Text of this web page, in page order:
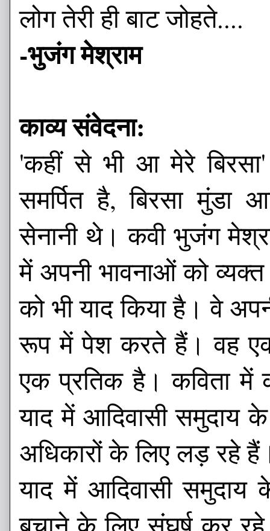
लोग तेरी ही बाट जोहते....
-भुजंग मेश्राम
काव्य संवेदना:
'कहीं से भी आ मेरे बिरसा'
समर्पित है, बिरसा मुंडा
सेनानी थे। कवी भुजंग
में अपनी भावनाओं को
को भी याद किया है। वे
रूप में पेश करते हैं। वह एक
एक प्रतिक है। कविता में
याद में आदिवासी
अधिकारों के लिए लड़ रहे
याद में आदिवासी